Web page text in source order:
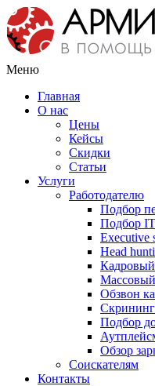
Меню
Главная
О нас
Цены
Кейсы
Скидки
Статьи
Услуги
Работодателю
Подбор
Подбор
Еxecutive
Head
Кадровый
Массовый
Обзвон
Подбор
Обзор
Соискателям
Контакты